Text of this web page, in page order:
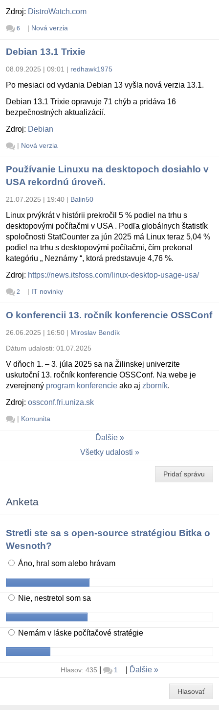
Zdroj: DistroWatch.com
6 | Nová verzia
Debian 13.1 Trixie
08.09.2025 | 09:01 | redhawk1975
Po mesiaci od vydania Debian 13 vyšla nová verzia 13.1.
Debian 13.1 Trixie opravuje 71 chýb a pridáva 16
bezpečnostných aktualizácií.
Zdroj: Debian
| Nová verzia
Používanie Linuxu na desktopoch dosiahlo v
USA rekordnú úroveň.
21.07.2025 | 19:40 | Balin50
Linux prvýkrát v histórii prekročil 5 % podiel na trhu s
desktopovými počítačmi v USA . Podľa globálnych štatistík
spoločnosti StatCounter za jún 2025 má Linux teraz 5,04 %
podiel na trhu s desktopovými počítačmi, čím prekonal
kategóriu „ Neznámy “, ktorá predstavuje 4,76 %.
Zdroj: https://news.itsfoss.com/linux-desktop-usage-usa/
2 | IT novinky
O konferencii 13. ročník konferencie OSSConf
26.06.2025 | 16:50 | Miroslav Bendík
Dátum udalosti: 01.07.2025
V dňoch 1. – 3. júla 2025 sa na Žilinskej univerzite
uskutoční 13. ročník konferencie OSSConf. Na webe je
zverejnený program konferencie ako aj zborník.
Zdroj: ossconf.fri.uniza.sk
| Komunita
Ďalšie
Všetky udalosti
Pridať správu
Anketa
Stretli ste sa s open-source stratégiou Bitka o
Wesnoth?
Áno, hral som alebo hrávam
Nie, nestretol som sa
Nemám v láske počítačové stratégie
Hlasov: 435 1 Ďalšie
Hlasovať